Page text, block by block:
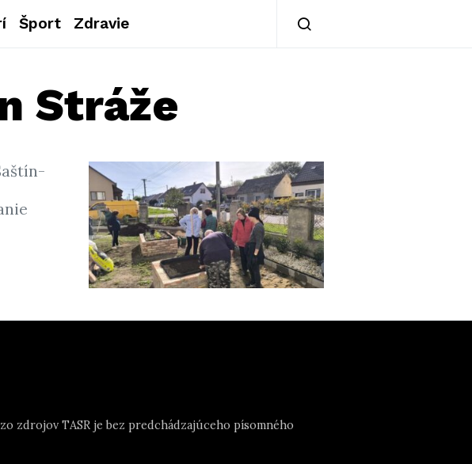
Šport Zdravie
Stráže
zdrojov TASR je bez predchádzajúceho písomného